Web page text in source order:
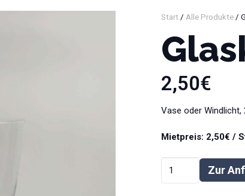
Start / Alle Produkte /
2,50€
Vase oder
Mietpreis: 2,50€ /
Zur
Alternative: